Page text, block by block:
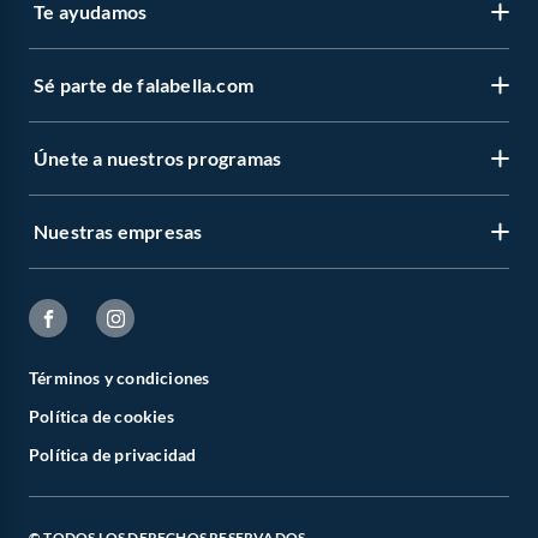
Te ayudamos
Sé parte de falabella.com
Únete a nuestros programas
Nuestras empresas
Términos y condiciones
Política de cookies
Política de privacidad